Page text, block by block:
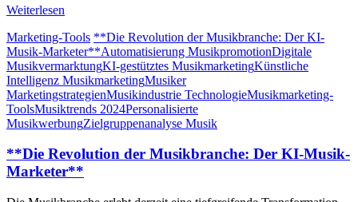
Weiterlesen
Marketing-Tools **Die Revolution der Musikbranche: Der KI-
Musik-Marketer**Automatisierung MusikpromotionDigitale
MusikvermarktungKI-gestütztes MusikmarketingKünstliche
Intelligenz MusikmarketingMusiker
MarketingstrategienMusikindustrie TechnologieMusikmarketing-
ToolsMusiktrends 2024Personalisierte
MusikwerbungZielgruppenanalyse Musik
**Die Revolution der Musikbranche: Der KI-Musik-
Marketer**